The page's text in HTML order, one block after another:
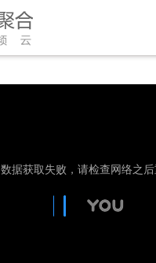
数据获取失败，请检查网络之